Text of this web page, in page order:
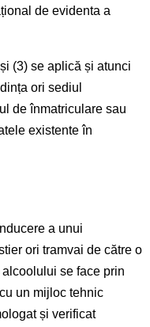
de evidenta a
(3) se aplică și atunci
ori sediul
de înmatriculare sau
existente în
a unui
ori tramvai de către o
se face prin
un mijloc tehnic
și verificat